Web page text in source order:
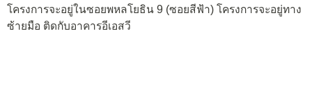
โครงการจะอยู่ในซอยพหลโยธิน 9 (ซอยสีฟ้า) โครงการจะอยู่ทาง
ซ้ายมือ ติดกับอาคารอีเอสวี